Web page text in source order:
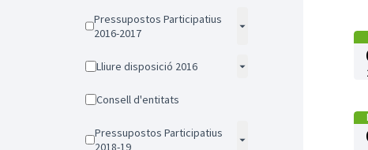
Pressupostos Participatius
2016-2017
Lliure disposició 2016
Consell d'entitats
Pressupostos Participatius
2018-19